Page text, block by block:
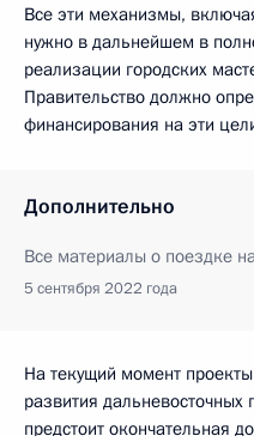
Все эти механизмы,
нужно в дальнейшем в
реализации городских
Правительство должно
финансирования на эти
Дополнительно
Все материалы о поездке
5 сентября 2022 года
На текущий момент
развития
предстоит окончательная